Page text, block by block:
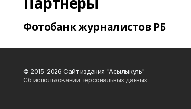
Фотобанк журналистов РБ
© 2015-2026 Сайт издания "Асылыкуль"
Об использовании персональных данных